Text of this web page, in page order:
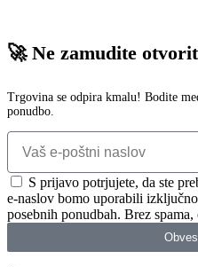
🚀 Ne zamudite
Trgovina se odpira kmalu! Bodite
ponudbo.
S prijavo potrjujete, da ste
e-naslov bomo uporabili
posebnih ponudbah. Brez